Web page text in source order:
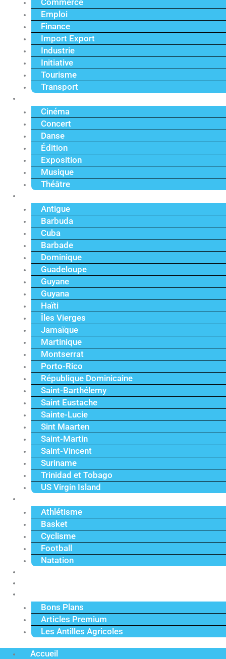
Commerce
Emploi
Finance
Import Export
Industrie
Initiative
Tourisme
Transport
Cinéma
Concert
Danse
Édition
Exposition
Musique
Théâtre
Antigue
Barbuda
Cuba
Barbade
Dominique
Guadeloupe
Guyane
Guyana
Haïti
Îles Vierges
Jamaïque
Martinique
Montserrat
Porto-Rico
République Dominicaine
Saint-Barthélemy
Saint Eustache
Sainte-Lucie
Sint Maarten
Saint-Martin
Saint-Vincent
Suriname
Trinidad et Tobago
US Virgin Island
Athlétisme
Basket
Cyclisme
Football
Natation
Bons Plans
Articles Premium
Les Antilles Agricoles
Accueil